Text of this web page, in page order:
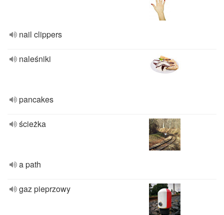
nail clippers
naleśniki
pancakes
ścieżka
a path
gaz pieprzowy